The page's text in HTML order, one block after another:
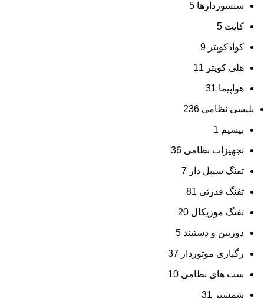
سنسوردارها 5
کایت 5
کوادکوپتر 9
هلی کوپتر 11
هواپیما 31
پلیسی نظامی 236
بیسیم 1
تجهیزات نظامی 36
تفنگ سیبل دار 7
تفنگ قدرتی 81
تفنگ موزیکال 20
دوربین و دستبند 5
رگباری موتوردار 37
ست های نظامی 10
شمشیر 31